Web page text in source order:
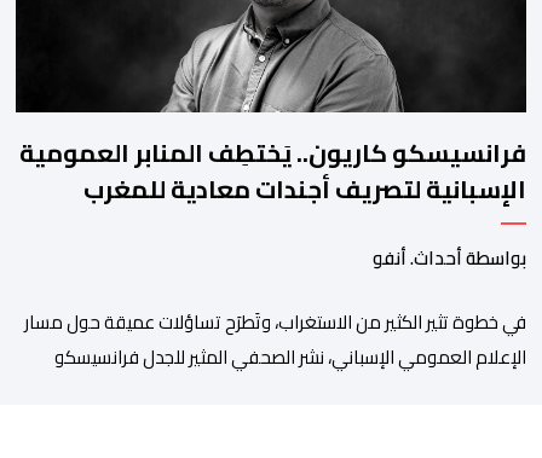
فرانسيسكو كاريون.. يَختطِف المنابر العمومية
الإسبانية لتصريف أجندات معادية للمغرب
بواسطة أحداث. أنفو
في خطوة تثير الكثير من الاستغراب، وتَطرَح تساؤلات عميقة حول مسار
الإعلام العمومي الإسباني، نشر الصحفي المثير للجدل فرانسيسكو